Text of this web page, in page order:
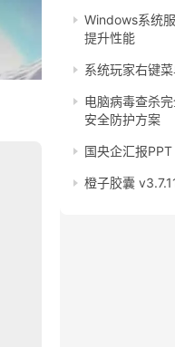
Windows系统
提升性能
系统玩家右键
电脑病毒查杀
安全防护方案
国央企汇报PPT
橙子胶囊